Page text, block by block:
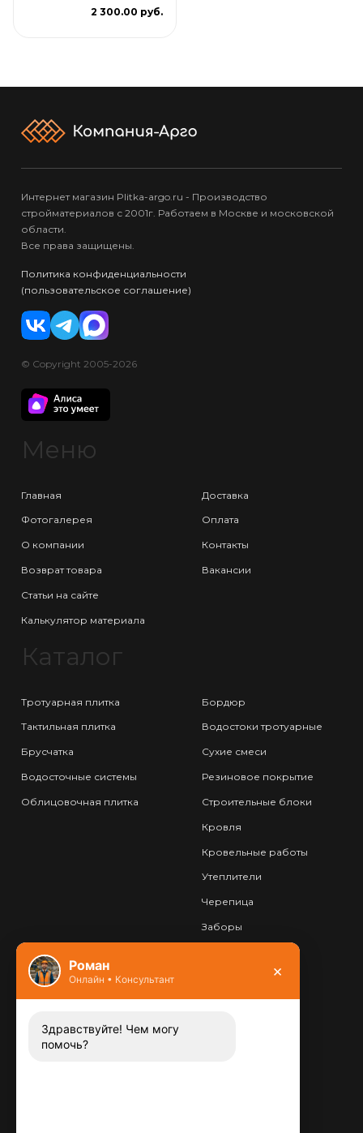
2 300.00 руб.
Интернет магазин Plitka-argo.ru - Производство
стройматериалов с 2001г. Работаем в Москве и московской
области.
Все права защищены.
Политика конфиденциальности
(пользовательское соглашение)
© Copyright 2005-2026
Меню
Главная
Фотогалерея
О компании
Возврат товара
Статьи на сайте
Калькулятор материала
Доставка
Оплата
Контакты
Вакансии
Каталог
Тротуарная плитка
Тактильная плитка
Брусчатка
Водосточные системы
Облицовочная плитка
Бордюр
Водостоки тротуарные
Сухие смеси
Резиновое покрытие
Строительные блоки
Кровля
Кровельные работы
Утеплители
Черепица
Заборы
Контакты
Заказать звонок
Роман
Онлайн • Консультант ×
Здравствуйте! Чем могу
помочь?